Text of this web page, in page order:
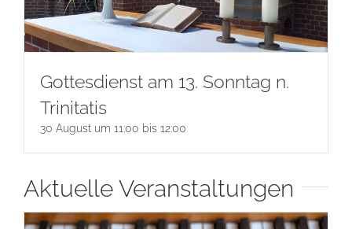
Gottesdienst am 13. Sonntag n.
Trinitatis
30 August um 11:00 bis 12:00
Aktuelle Veranstaltungen